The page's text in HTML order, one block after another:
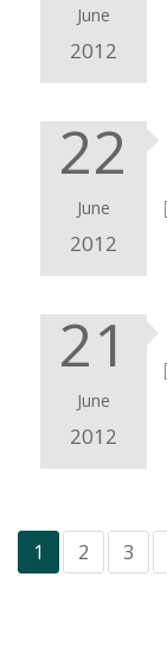
June
2012
22
June
2012
21
June
2012
1 2 3